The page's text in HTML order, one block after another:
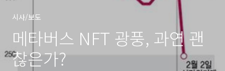
시사/보도
메타버스 NFT 광풍, 과연 괜
찮은가?